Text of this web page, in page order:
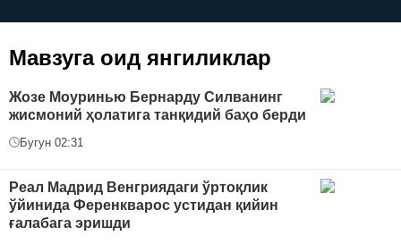
Мавзуга оид янгиликлар
Жозе Моуринью Бернарду Силванинг
жисмоний ҳолатига танқидий баҳо берди
Бугун 02:31
Реал Мадрид Венгриядаги ўртоқлик
ўйинида Ференкварос устидан қийин
ғалабага эришди